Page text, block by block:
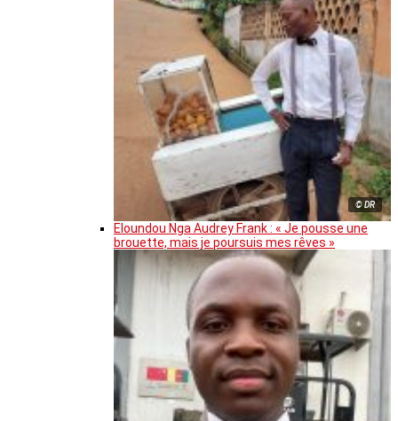
© DR
Eloundou Nga Audrey Frank : « Je pousse une
brouette, mais je poursuis mes rêves »